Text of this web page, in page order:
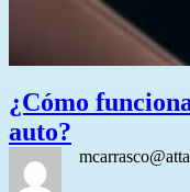
¿Cómo
auto?